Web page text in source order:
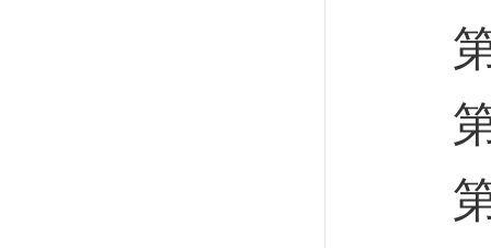
第
第
第